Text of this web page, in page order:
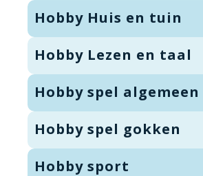
Hobby Huis en tuin
Hobby Lezen en taal
Hobby spel algemeen
Hobby spel gokken
Hobby sport